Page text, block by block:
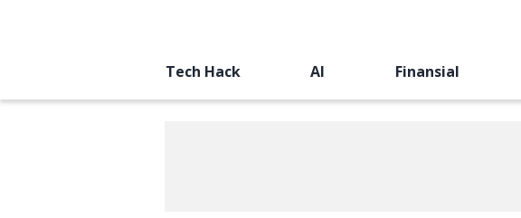
Tech Hack AI Finansial